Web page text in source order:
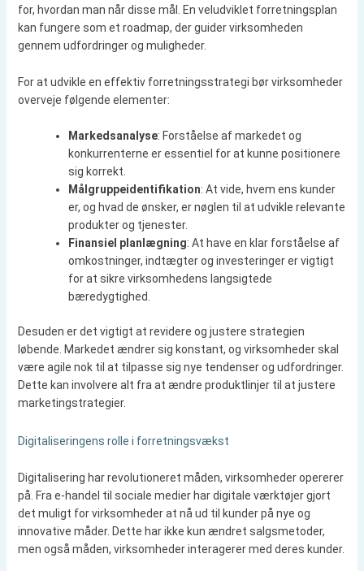
for, hvordan man når disse mål. En veludviklet forretningsplan
kan fungere som et roadmap, der guider virksomheden
gennem udfordringer og muligheder.
For at udvikle en effektiv forretningsstrategi bør virksomheder
overveje følgende elementer:
Markedsanalyse: Forståelse af markedet og
konkurrenterne er essentiel for at kunne positionere
sig korrekt.
Målgruppeidentifikation: At vide, hvem ens kunder
er, og hvad de ønsker, er nøglen til at udvikle relevante
produkter og tjenester.
Finansiel planlægning: At have en klar forståelse af
omkostninger, indtægter og investeringer er vigtigt
for at sikre virksomhedens langsigtede
bæredygtighed.
Desuden er det vigtigt at revidere og justere strategien
løbende. Markedet ændrer sig konstant, og virksomheder skal
være agile nok til at tilpasse sig nye tendenser og udfordringer.
Dette kan involvere alt fra at ændre produktlinjer til at justere
marketingstrategier.
Digitaliseringens rolle i forretningsvækst
Digitalisering har revolutioneret måden, virksomheder opererer
på. Fra e-handel til sociale medier har digitale værktøjer gjort
det muligt for virksomheder at nå ud til kunder på nye og
innovative måder. Dette har ikke kun ændret salgsmetoder,
men også måden, virksomheder interagerer med deres kunder.